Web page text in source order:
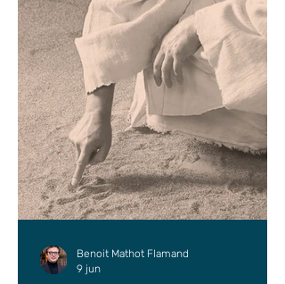
Benoit Mathot Flamand
9 jun